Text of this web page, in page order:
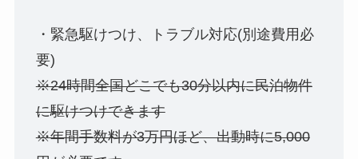
・緊急駆けつけ、トラブル対応(別途費用必
要)
※24時間全国どこでも30分以内に民泊物件
に駆けつけできます
※年間手数料が3万円ほど、出動時に5,000